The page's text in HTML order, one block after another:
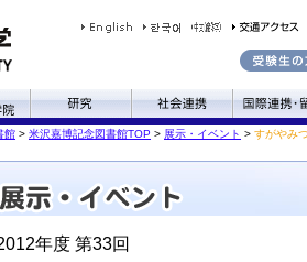
館 > 米沢嘉博記念図書館TOP > 展示・イベント > すがやみ
年度 第33回